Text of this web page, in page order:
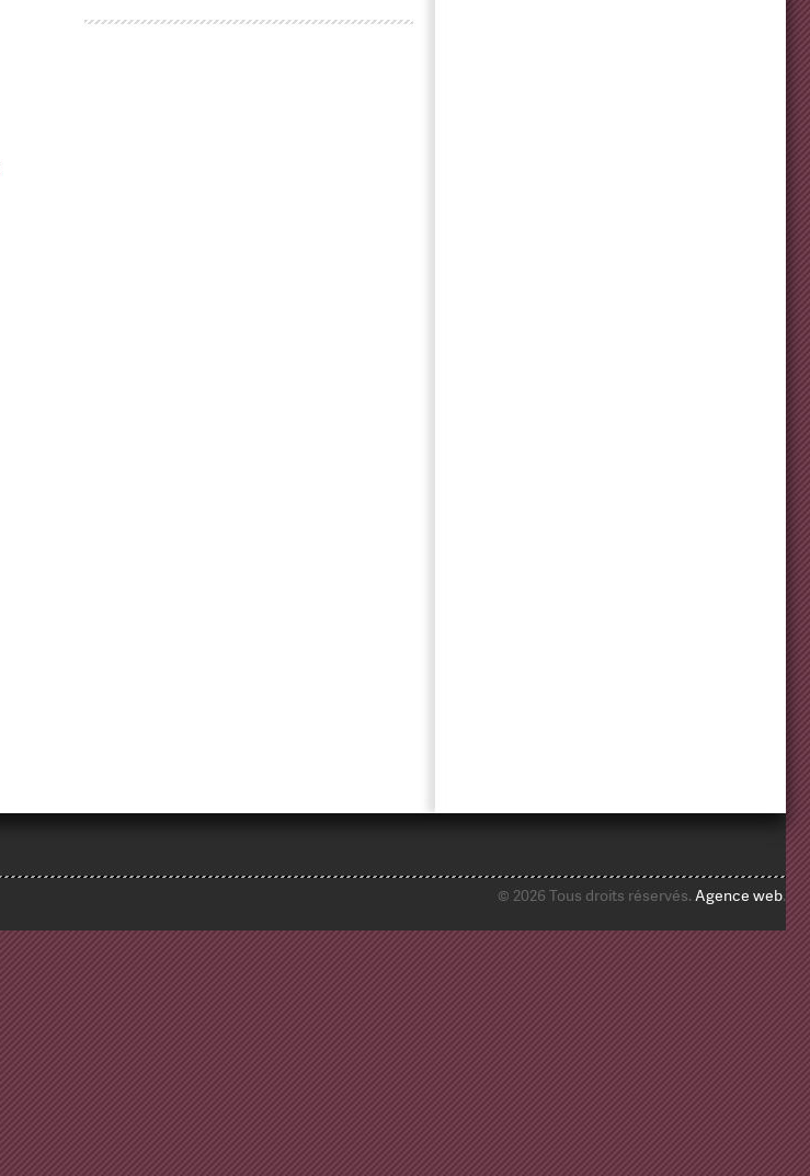
© 2026 Tous droits réservés. Agence web.